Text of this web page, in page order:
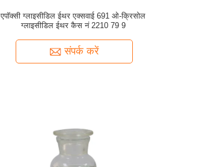
एपॉक्सी ग्लाइसीडिल ईथर एक्सवाई 691 ओ-क्रिसोल
ग्लाइसीडिल ईथर कैस नं 2210 79 9
संपर्क करें